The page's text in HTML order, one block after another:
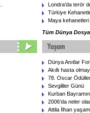
Londra'da terör
Türkiye
Maya kehanetleri
Tüm Dünya
Dünya Anıtlar
Akıllı hasta
78. Oscar
Sevgililer Günü
Kurban
2006’da neler
Attila İlhan